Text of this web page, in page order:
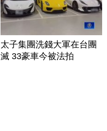
太子集團洗錢大軍在台團
滅 33豪車今被法拍